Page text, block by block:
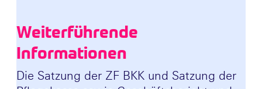
Weiterführende
Informationen
Die Satzung der ZF BKK und Satzung der